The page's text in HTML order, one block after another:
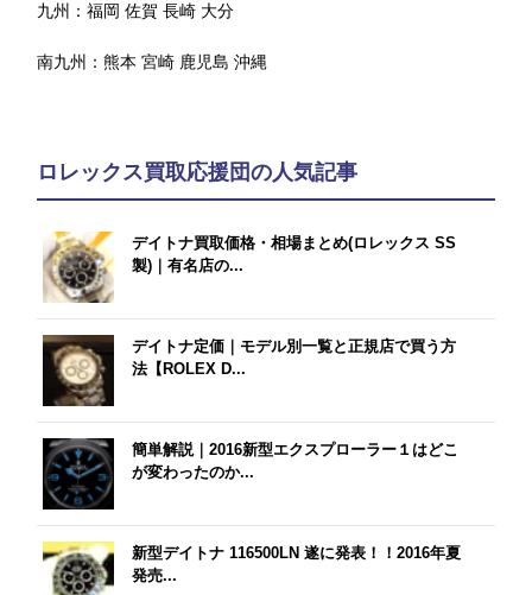
九州：福岡 佐賀 長崎 大分
南九州：熊本 宮崎 鹿児島 沖縄
ロレックス買取応援団の人気記事
デイトナ買取価格・相場まとめ(ロレックス SS
製)｜有名店の...
デイトナ定価｜モデル別一覧と正規店で買う方
法【ROLEX D...
簡単解説｜2016新型エクスプローラー１はどこ
が変わったのか...
新型デイトナ 116500LN 遂に発表！！2016年夏
発売...